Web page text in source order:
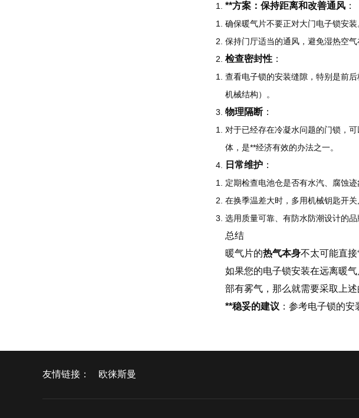
**方案：保持距离和改善通风 ：
确保暖气片不要正对大门电子锁安
保持门厅适当的通风，避免湿热空气
检查密封性 ：
查看电子锁的安装缝隙，特别是前
机械结构）。
物理隔断：
对于已经存在冷凝水问题的门锁，
体，是**经济有效的办法之一。
日常维护 ：
定期检查电池仓是否有水汽、腐蚀迹
在换季温差大时，多用机械钥匙开
选用质量可靠、有防水防潮设计的品
总结
暖气片的热气本身不太可能直
如果您的电子锁安装在远离暖
部有雾气，那么就需要采取上述
**稳妥的建议 ：参考电子锁的
友情链接： 欧徕斯曼